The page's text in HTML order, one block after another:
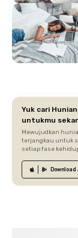
Yuk cari Hunian
untukmu
Mewujudkan
terjangkau untuk
setiap fase
Download